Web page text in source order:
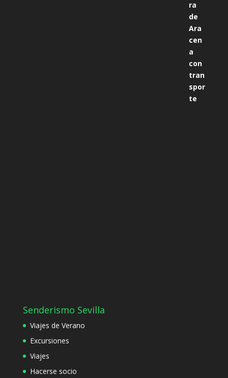
Senderismo Sevilla
Viajes de Verano
Excursiones
Viajes
Hacerse socio